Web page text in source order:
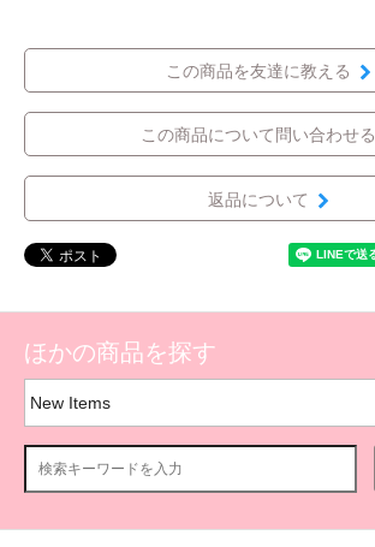
この商品を友達に教える
この商品について問い合わせる
返品について
ほかの商品を探す